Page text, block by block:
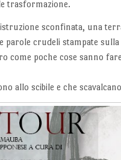
trasformazione.
sconfinata, una
crudeli stampate
come poche cose sanno
allo scibile e che